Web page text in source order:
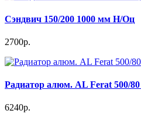
Сэндвич 150/200 1000 мм Н/Оц
2700р.
Радиатор алюм. AL Ferat 500/
6240р.